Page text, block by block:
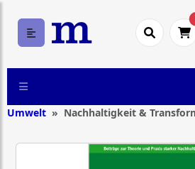
Umwelt Nachhaltigkeit &